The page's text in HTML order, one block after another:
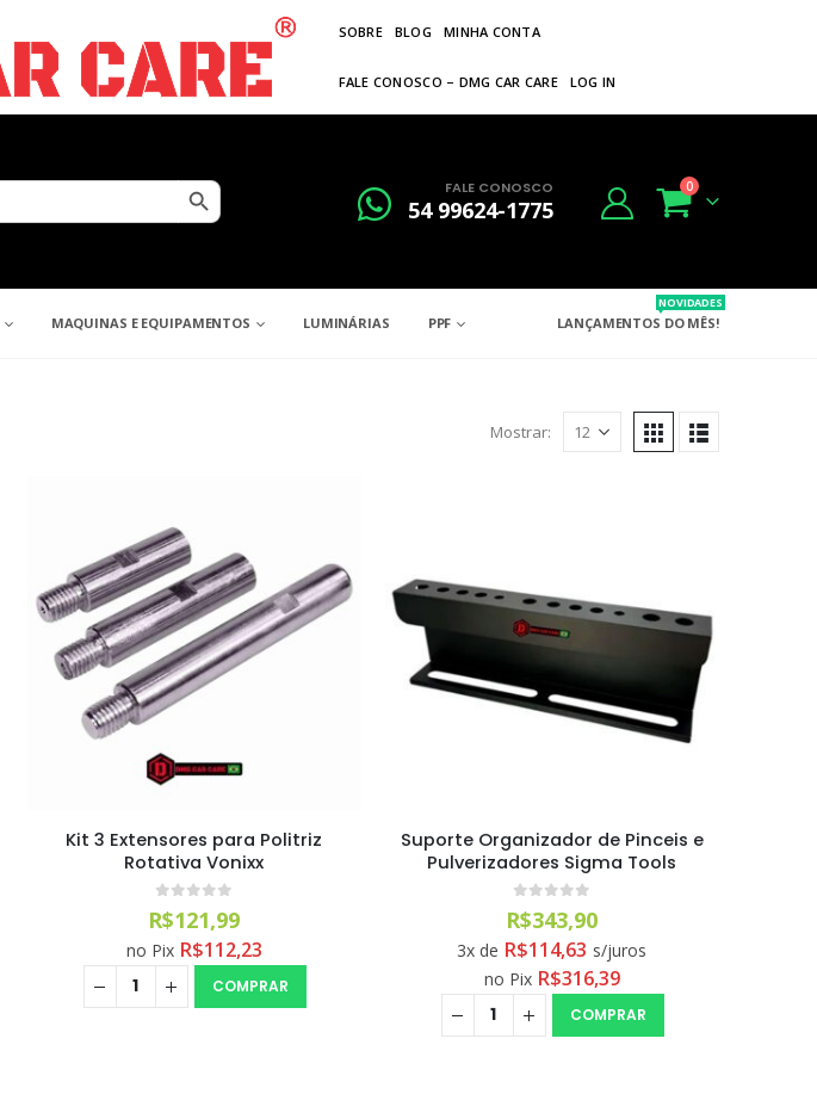
SOBRE BLOG MINHA CONTA
FALE CONOSCO – DMG CAR CARE LOG IN
Search Button FALE CONOSCO
54 99624-1775
0
MAQUINAS E EQUIPAMENTOS LUMINÁRIAS PPF LANÇAMENTOS DO MÊS!
NOVIDADES
Mostrar:
Kit 3 Extensores para Politriz
Rotativa Vonixx
0out of 5
R$121,99
no Pix R$112,23
COMPRAR
Suporte Organizador de Pinceis e
Pulverizadores Sigma Tools
0out of 5
R$343,90
3x de R$114,63 s/juros
no Pix R$316,39
COMPRAR